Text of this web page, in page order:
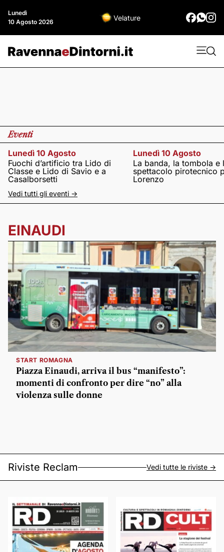
Lunedì
10 Agosto 2026
Velature
Eventi
Lunedì 10 Agosto
Fuochi d’artificio tra Lido di
Classe e Lido di Savio e a
Casalborsetti
Lunedì 10 Agosto
La banda, la tombola e
spettacolo pirotecnico
Lorenzo
Vedi tutti gli eventi ->
EINAUDI
START ROMAGNA
Piazza Einaudi, arriva il bus “manifesto”:
momenti di confronto per dire “no” alla
violenza sulle donne
Riviste Reclam Vedi tutte le riviste ->